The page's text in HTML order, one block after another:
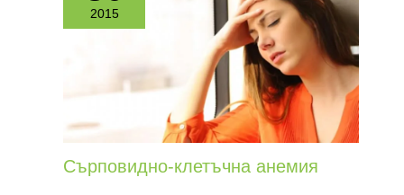
2015
Сърповидно-клетъчна анемия